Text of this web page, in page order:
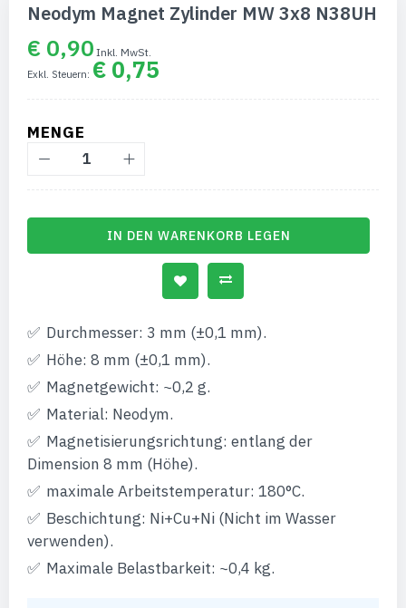
Anfang
Bildgalerie
springen
Neodym Magnet Zylinder MW 3x8 N38UH
€ 0,90
€ 0,75
MENGE
IN DEN WARENKORB LEGEN
Durchmesser: 3 mm (±0,1 mm).
Höhe: 8 mm (±0,1 mm).
Magnetgewicht: ~0,2 g.
Material: Neodym.
Magnetisierungsrichtung: entlang der
Dimension 8 mm (Höhe).
maximale Arbeitstemperatur: 180°C.
Beschichtung: Ni+Cu+Ni (Nicht im Wasser
verwenden).
Maximale Belastbarkeit: ~0,4 kg.